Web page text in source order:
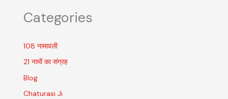
Categories
108 नामावली
21 नामों का संग्रह
Blog
Chaturasi Ji